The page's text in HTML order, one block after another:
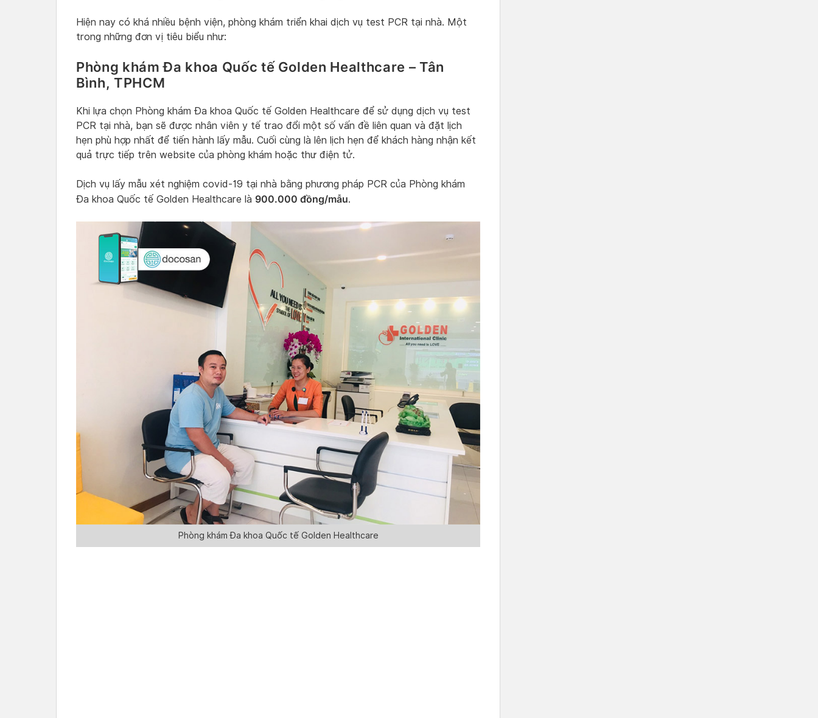
Hiện nay có khá nhiều bệnh viện, phòng khám triển khai dịch vụ test PCR tại nhà. Một
trong những đơn vị tiêu biểu như:
Phòng khám Đa khoa Quốc tế Golden Healthcare – Tân
Bình, TPHCM
Khi lựa chọn Phòng khám Đa khoa Quốc tế Golden Healthcare để sử dụng dịch vụ test
PCR tại nhà, bạn sẽ được nhân viên y tế trao đổi một số vấn đề liên quan và đặt lịch
hẹn phù hợp nhất để tiến hành lấy mẫu. Cuối cùng là lên lịch hẹn để khách hàng nhận kết
quả trực tiếp trên website của phòng khám hoặc thư điện tử.
Dịch vụ lấy mẫu xét nghiệm covid-19 tại nhà bằng phương pháp PCR của Phòng khám
Đa khoa Quốc tế Golden Healthcare là 900.000 đồng/mẫu.
Phòng khám Đa khoa Quốc tế Golden Healthcare